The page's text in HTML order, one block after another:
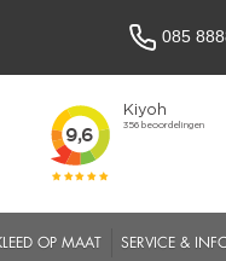
085
OP MAAT SERVICE &